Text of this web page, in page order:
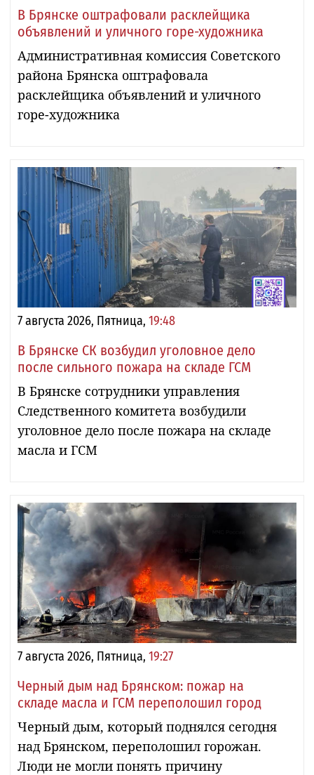
В Брянске оштрафовали расклейщика
объявлений и уличного горе-художника
Административная комиссия Советского
района Брянска оштрафовала
расклейщика объявлений и уличного
горе-художника
7 августа 2026, Пятница, 19:48
В Брянске СК возбудил уголовное дело
после сильного пожара на складе ГСМ
В Брянске сотрудники управления
Следственного комитета возбудили
уголовное дело после пожара на складе
масла и ГСМ
7 августа 2026, Пятница, 19:27
Черный дым над Брянском: пожар на
складе масла и ГСМ переполошил город
Черный дым, который поднялся сегодня
над Брянском, переполошил горожан.
Люди не могли понять причину